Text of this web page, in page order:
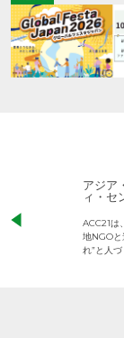
アジア
ィ・セ
ACC21は
地NGOと
れ”と人づ